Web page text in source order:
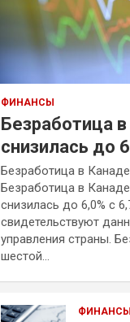
ФИНАНСЫ
Безработица
снизилась до
Безработица в
Безработица в
снизилась до 6,0% с
свидетельствуют
управления страны.
шестой…
ФИНАНСЫ